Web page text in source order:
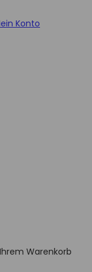
Konto
Warenkorb